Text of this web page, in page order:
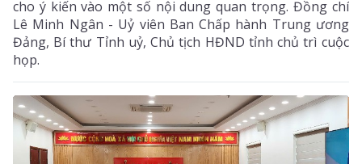
cho ý kiến vào một số nội dung quan trọng. Đồng chí
Lê Minh Ngân - Uỷ viên Ban Chấp hành Trung ương
Đảng, Bí thư Tỉnh uỷ, Chủ tịch HĐND tỉnh chủ trì cuộc
họp.